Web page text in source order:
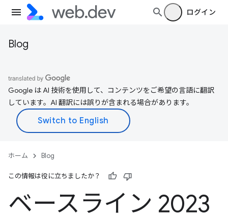
ログイン
Blog
Google は AI 技術を使用して、コンテンツをご希望の言語に翻訳
しています。AI 翻訳には誤りが含まれる場合があります。
ホーム Blog
この情報は役に立ちましたか？
ベースライン 2023